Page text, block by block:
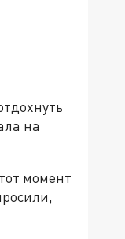
на
момент